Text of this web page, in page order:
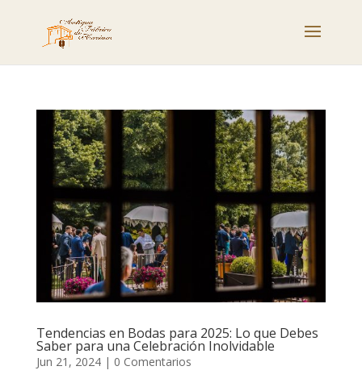
Tendencias en Bodas para 2025: Lo que Debes
Saber para una Celebración Inolvidable
Jun 21, 2024| 0 Comentarios